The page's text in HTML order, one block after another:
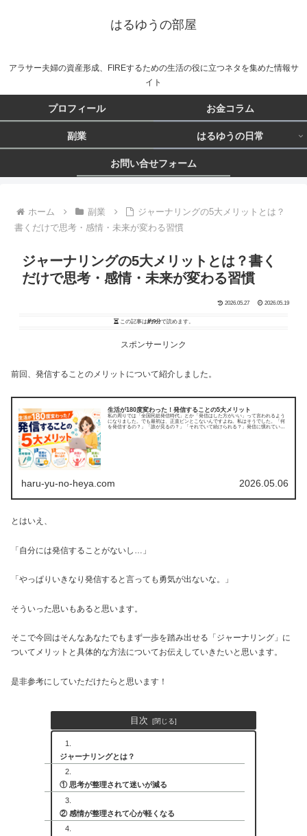
はるゆうの部屋
アラサー夫婦の資産形成、FIREするための生活の役に立つネタを集めた情報サ
イト
プロフィール お金コラム
副業 はるゆうの日常
お問い合せフォーム
ホーム 副業
ジャーナリングの5大メリットとは？
書くだけで思考・感情・未来が変わる習慣
ジャーナリングの5大メリットとは？書く
だけで思考・感情・未来が変わる習慣
2026.05.27 2026.05.19
この記事は約9分で読めます。
スポンサーリンク
前回、発信することのメリットについて紹介しました。
生活が180度変わった！発信することの5大メリット
私の周りでは「全国民総発信時代」とか「発信はした方がいい」って言われるよう
になりました。でも最初は、正直ピンとこないんですよね。私はそうでした。「何
を発信するの？」「誰が見るの？」「それでいて続けられる？」発信に慣れていな
haru-yu-no-heya.com 2026.05.06
とはいえ、
「自分には発信することがないし…」
「やっぱりいきなり発信すると言っても勇気が出ないな。」
そういった思いもあると思います。
そこで今回はそんなあなたでもまず一歩を踏み出せる「ジャーナリング」に
ついてメリットと具体的な方法についてお伝えしていきたいと思います。
是非参考にしていただけたらと思います！
目次
ジャーナリングとは？
① 思考が整理されて迷いが減る
② 感情が整理されて心が軽くなる